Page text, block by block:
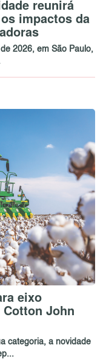
reunirá
impactos da
2026, em São Paulo,
eixo
John
categoria, a novidade